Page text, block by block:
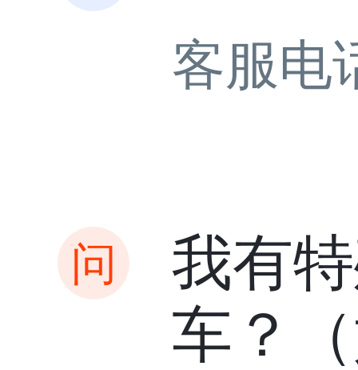
客服电
我有
车？